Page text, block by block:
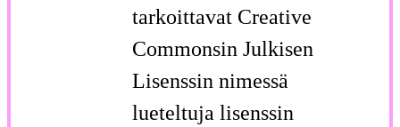
tarkoittavat Creative
Commonsin Julkisen
Lisenssin nimessä
lueteltuja lisenssin